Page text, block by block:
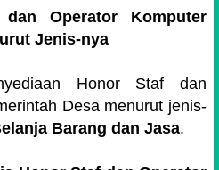
Operator Komputer
Jenis-nya
Honor Staf dan
Desa menurut jenis-
Barang dan Jasa.